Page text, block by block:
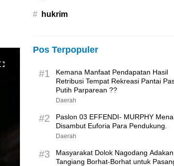
# hukrim
Pos Terpopuler
#1
Kemana Manfaat Pendapatan Hasil
Retribusi Tempat Rekreasi Pantai
Putih Parparean ??
Daerah
#2
Paslon 03 EFFENDI- MURPHY
Disambut Euforia Para Pendukung.
Daerah
#3
Masyarakat Dolok Nagodang Adakan
Tangiang Borhat-Borhat untuk